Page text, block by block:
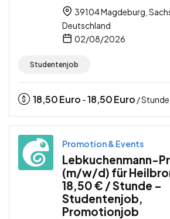
39104 Magdeburg,
Deutschland
02/08/2026
Studentenjob
18,50Euro -18,50Euro / Stunde
Promotion & Events
Lebkuchenmann-
(m/w/d) für
18,50 € / Stunde –
Studentenjob,
Promotionjob